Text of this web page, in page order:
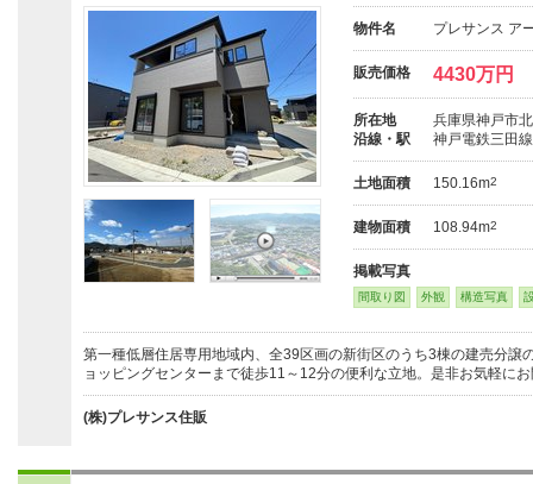
物件名 プレサンス ア
販売価格 4430万円
所在地
兵庫県神戸市
沿線・駅
神戸電鉄三田
土地面積 150.16m2
建物面積 108.94m2
掲載写真
間取り図 外観 構造写真
第一種低層住居専用地域内、全39区画の新街区のうち3棟の建売分譲
ョッピングセンターまで徒歩11～12分の便利な立地。是非お気軽に
(株)プレサンス住販